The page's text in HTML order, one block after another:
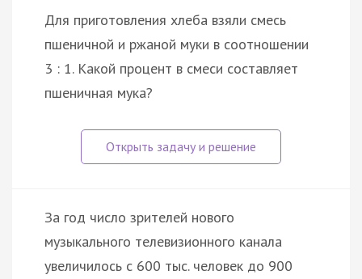
Для приготовления хлеба взяли смесь
пшеничной и ржаной муки в соотношении
3 : 1. Какой процент в смеси составляет
пшеничная мука?
За год число зрителей нового
музыкального телевизионного канала
увеличилось с 600 тыс. человек до 900